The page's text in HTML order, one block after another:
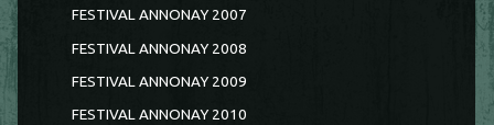
FESTIVAL ANNONAY 2007
FESTIVAL ANNONAY 2008
FESTIVAL ANNONAY 2009
FESTIVAL ANNONAY 2010